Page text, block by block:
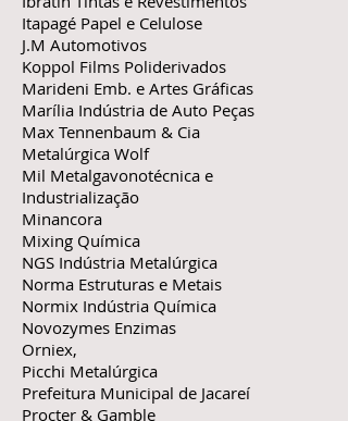
Itapagé Papel e Celulose
J.M Automotivos
Koppol Films Poliderivados
Marideni Emb. e Artes Gráficas
Marília Indústria de Auto Peças
Max Tennenbaum & Cia
Metalúrgica Wolf
Mil Metalgavonotécnica e
Industrialização
Minancora
Mixing Química
NGS Indústria Metalúrgica
Norma Estruturas e Metais
Normix Indústria Química
Novozymes Enzimas
Orniex,
Picchi Metalúrgica
Prefeitura Municipal de Jacareí
Procter & Gamble